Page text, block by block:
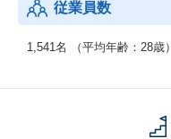
従業員数
1,541名 （平均年齢：28歳）